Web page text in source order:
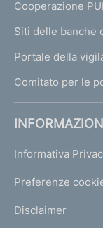
Cooperazione
Siti delle banche
Portale della
Comitato per le
Informativa
Preferenze
Disclaimer